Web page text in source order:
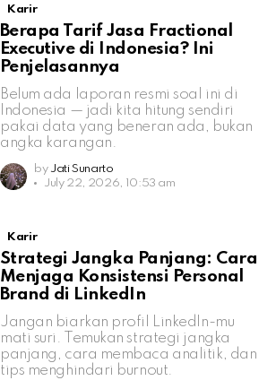
Karir
Berapa Tarif Jasa Fractional
Executive di Indonesia? Ini
Penjelasannya
Belum ada laporan resmi soal ini di
Indonesia — jadi kita hitung sendiri
pakai data yang beneran ada, bukan
angka karangan.
by Jati Sunarto
July 22, 2026, 10:53 am
Karir
Strategi Jangka Panjang: Cara
Menjaga Konsistensi Personal
Brand di LinkedIn
Jangan biarkan profil LinkedIn-mu
mati suri. Temukan strategi jangka
panjang, cara membaca analitik, dan
tips menghindari burnout.